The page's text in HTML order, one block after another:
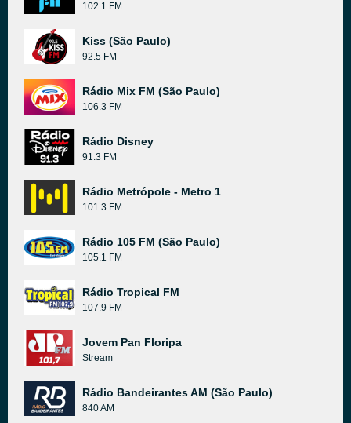
102.1 FM
Kiss (São Paulo)
92.5 FM
Rádio Mix FM (São Paulo)
106.3 FM
Rádio Disney
91.3 FM
Rádio Metrópole - Metro 1
101.3 FM
Rádio 105 FM (São Paulo)
105.1 FM
Rádio Tropical FM
107.9 FM
Jovem Pan Floripa
Stream
Rádio Bandeirantes AM (São Paulo)
840 AM